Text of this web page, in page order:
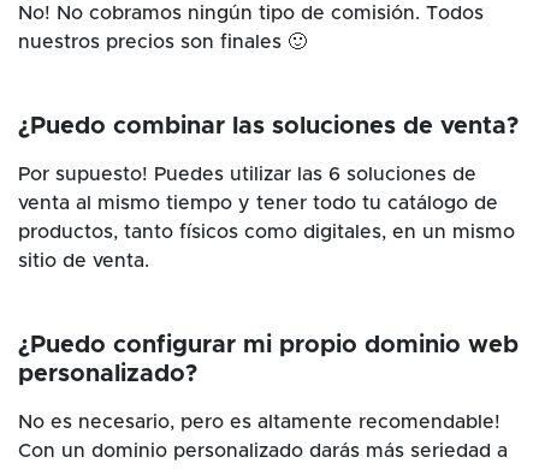
No! No cobramos ningún tipo de comisión. Todos
nuestros precios son finales 🙂
¿Puedo combinar las soluciones de venta?
Por supuesto! Puedes utilizar las 6 soluciones de
venta al mismo tiempo y tener todo tu catálogo de
productos, tanto físicos como digitales, en un mismo
sitio de venta.
¿Puedo configurar mi propio dominio web
personalizado?
No es necesario, pero es altamente recomendable!
Con un dominio personalizado darás más seriedad a